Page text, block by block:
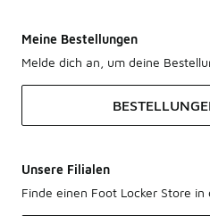
Meine Bestellungen
Melde dich an, um deine
Unsere Filialen
Finde einen Foot Locker Store in